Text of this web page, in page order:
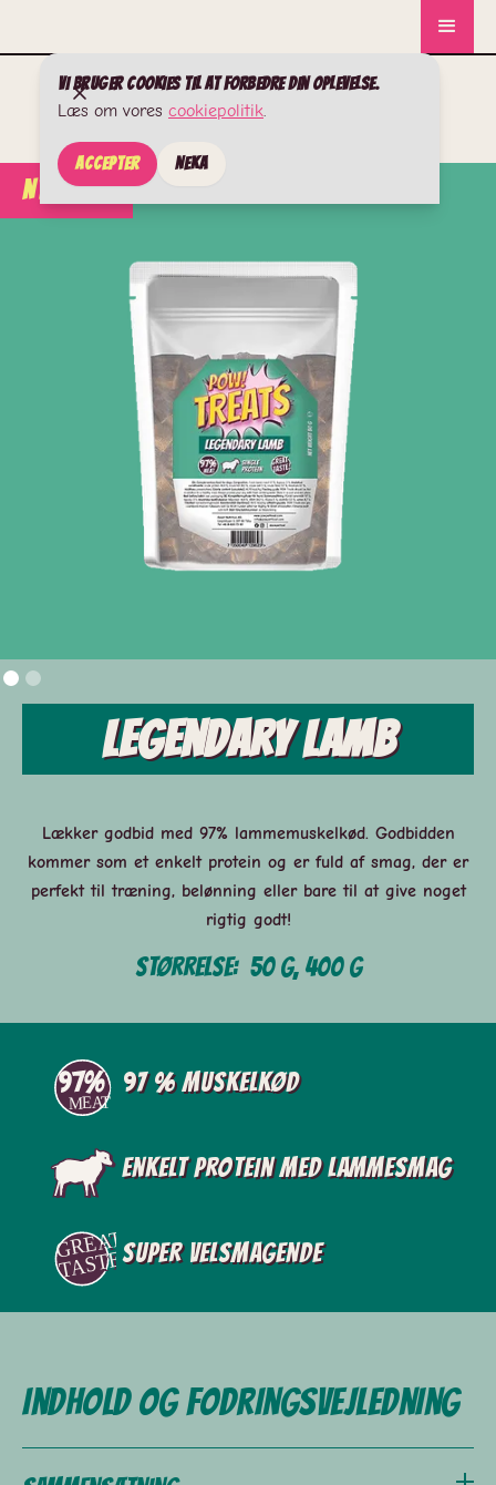
Vi bruger cookies til at forbedre din oplevelse.
Læs om vores cookiepolitik.
Accepter Neka
NYHEDER
Legendary Lamb
Lækker godbid med 97% lammemuskelkød. Godbidden
kommer som et enkelt protein og er fuld af smag, der er
perfekt til træning, belønning eller bare til at give noget
rigtig godt!
Størrelse: 50 g, 400 g
97 % muskelkød
Enkelt protein med lammesmag
Super velsmagende
Indhold og fodringsvejledning